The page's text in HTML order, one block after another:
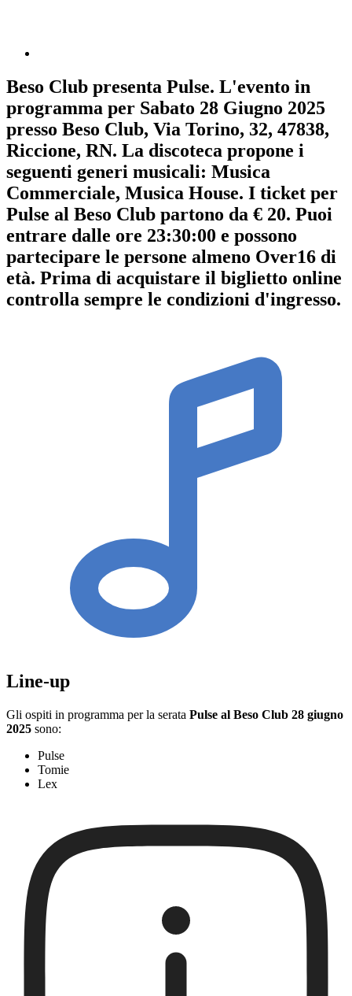
Beso Club presenta Pulse. L'evento in
programma per Sabato 28 Giugno 2025
presso Beso Club, Via Torino, 32, 47838,
Riccione, RN. La discoteca propone i
seguenti generi musicali: Musica
Commerciale, Musica House. I ticket per
Pulse al Beso Club partono da € 20. Puoi
entrare dalle ore 23:30:00 e possono
partecipare le persone almeno Over16 di
età. Prima di acquistare il biglietto online
controlla sempre le condizioni d'ingresso.
Line-up
Gli ospiti in programma per la serata Pulse al Beso Club 28 giugno
2025 sono:
Pulse
Tomie
Lex